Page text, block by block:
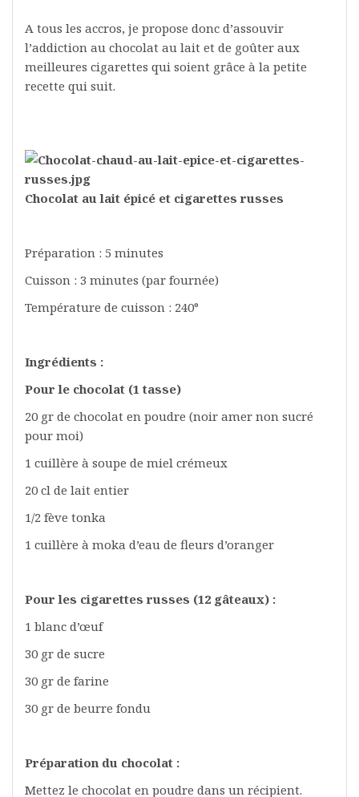
A tous les accros, je propose donc d’assouvir
l’addiction au chocolat au lait et de goûter aux
meilleures cigarettes qui soient grâce à la petite
recette qui suit.
Chocolat au lait épicé et cigarettes russes
Préparation : 5 minutes
Cuisson : 3 minutes (par fournée)
Température de cuisson : 240°
Ingrédients :
Pour le chocolat (1 tasse)
20 gr de chocolat en poudre (noir amer non sucré
pour moi)
1 cuillère à soupe de miel crémeux
20 cl de lait entier
1/2 fève tonka
1 cuillère à moka d’eau de fleurs d’oranger
Pour les cigarettes russes (12 gâteaux) :
1 blanc d’œuf
30 gr de sucre
30 gr de farine
30 gr de beurre fondu
Préparation du chocolat :
Mettez le chocolat en poudre dans un récipient.